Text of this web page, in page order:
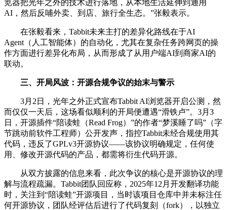
览器把光年之外的技术进行落地，从本地生活延伸到通用
AI，然后反哺外卖、到店、旅行全生态。”张毅表示。
在张毅看来，Tabbit未来主打的差异化路线在于AI
Agent（人工智能体）的自动化，尤其在复杂任务跨网页的操
作方面进行差异化布局，从而形成了从用户端AI到商家AI的
联动。
三、开局风波：开源合规争议的始末与警示
3月2日，光年之外正式宣布Tabbit AI浏览器开启公测，然
而仅仅一天后，这场看似顺利的开局便遭遇“滑铁卢”。3月3
日，开源插件“陪读蛙（Read Frog）”的作者“梦溪睡了吗”（字
节跳动前软件工程师）公开发声，指控Tabbit未经合规使用其
代码，违反了GPLv3开源协议——该协议明确规定，任何使
用、修改开源代码的产品，都需将衍生代码开源。
从双方披露的信息来看，此次争议的核心是开源协议的理
解与流程疏漏。Tabbit团队回应称，2025年12月开发翻译功能
时，关注到“陪读蛙”开源项目，当时该项目仓库中并未标注任
何开源协议，团队经评估后进行了代码复刻（fork），以独立